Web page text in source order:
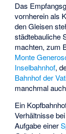
Das
vornherein als
den Gleisen
städtebauliche
machten, zum
Monte
Inselbahnhof,
Bahnhof der
manchmal
Ein
Verhältnisse
Aufgabe einer